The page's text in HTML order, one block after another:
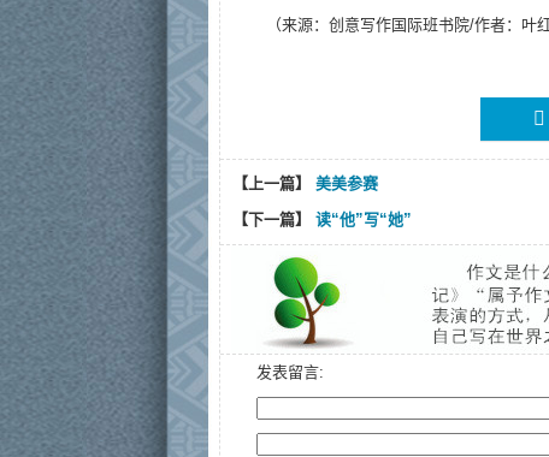
（来源： 创意写作国际班书院/作者：叶红
󰄼
【上一篇】 美美参赛
【下一篇】 读“他”写“她”
发表留言: